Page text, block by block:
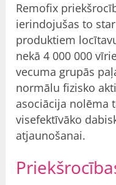
Remofix
ierindojušas to
produktiem
nekā 4 000 000
vecuma grupās
normālu fizisko
asociācija nolēma
visefektīvāko
atjaunošanai.